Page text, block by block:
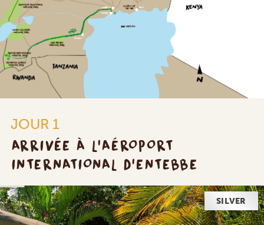
JOUR 1
ARRIVÉE À L'AÉROPORT
INTERNATIONAL D'ENTEBBE
SILVER